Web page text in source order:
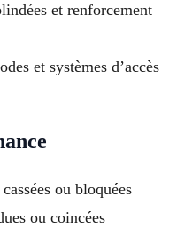
et renforcement
et systèmes d’accès
ou bloquées
ou coincées